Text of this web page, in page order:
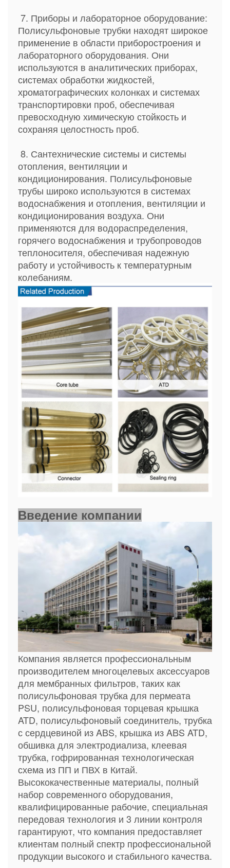
7. Приборы и лабораторное оборудование:
Полисульфоновые трубки находят широкое
применение в области приборостроения и
лабораторного оборудования. Они
используются в аналитических приборах,
системах обработки жидкостей,
хроматографических колонках и системах
транспортировки проб, обеспечивая
превосходную химическую стойкость и
сохраняя целостность проб.
8. Сантехнические системы и системы
отопления, вентиляции и
кондиционирования. Полисульфоновые
трубы широко используются в системах
водоснабжения и отопления, вентиляции и
кондиционирования воздуха. Они
применяются для водораспределения,
горячего водоснабжения и трубопроводов
теплоносителя, обеспечивая надежную
работу и устойчивость к температурным
колебаниям.
Введение компании
Компания является профессиональным
производителем многоцелевых аксессуаров
для мембранных фильтров, таких как
полисульфоновая трубка для пермеата
PSU, полисульфоновая торцевая крышка
ATD, полисульфоновый соединитель, трубка
с сердцевиной из ABS, крышка из ABS ATD,
обшивка для электродиализа, клеевая
трубка, гофрированная технологическая
схема из ПП и ПВХ в Китай.
Высококачественные материалы, полный
набор современного оборудования,
квалифицированные рабочие, специальная
передовая технология и 3 линии контроля
гарантируют, что компания предоставляет
клиентам полный спектр профессиональной
продукции высокого и стабильного качества.